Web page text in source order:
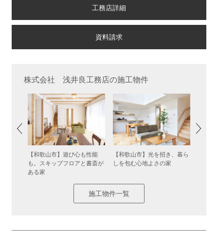
工務店詳細
株式会社 浅井良工務店の施工物件
【和歌山市】遊び心も性能
も。スキップフロアと書斎が
ある家
【和歌山市】光を招き、暮ら
しを包む心地よさの家
施工物件一覧